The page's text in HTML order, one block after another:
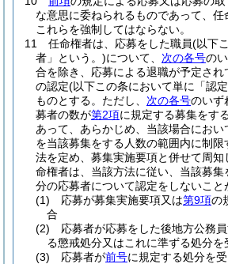
な意思に委ねられるものであって、任
これらを強制してはならない。
11
任命権者は、応募をした職員(以下
者」という。)について、 次の各号の
合を除き、応募による退職が予定され
の認定(以下この条において単に「認
ものとする。 ただし、 次の各号のいず
募者の数が第2項に規定する募集をす
あって、あらかじめ、当該場合にお
を当該募集をする人数の範囲内に制
法を定め、募集実施要項と併せて周
命権者は、当該方法に従い、当該募集
分の応募者について認定をしないこと
(1)
応募が募集実施要項又は第9項の
合
(2)
応募者が応募をした後地方公務
る懲戒処分又はこれに準ずる処分を
(3)
応募者が前号に規定する処分を